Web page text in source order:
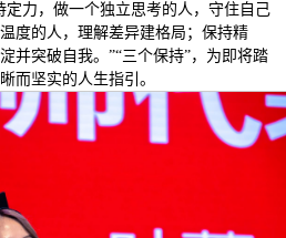
定力，做一个独立思考的人，守住自己
度的人，理解差异建格局；保持精
并突破自我。”“三个保持”，为即将踏
而坚实的人生指引。